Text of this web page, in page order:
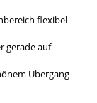
flexibel
gerade auf
Übergang